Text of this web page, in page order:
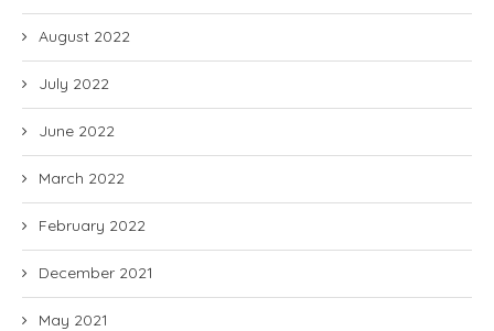
August 2022
July 2022
June 2022
March 2022
February 2022
December 2021
May 2021